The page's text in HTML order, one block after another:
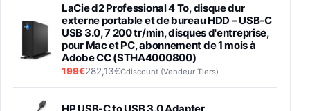
LaCie d2 Professional 4 To, disque dur
externe portable et de bureau HDD – USB-C
USB 3.0, 7 200 tr/min, disques d'entreprise,
pour Mac et PC, abonnement de 1 mois à
Adobe CC (STHA4000800)
199€282,13€Cdiscount (Vendeur Tiers)